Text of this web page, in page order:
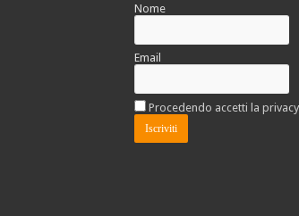
Nome
Email
Procedendo accetti la